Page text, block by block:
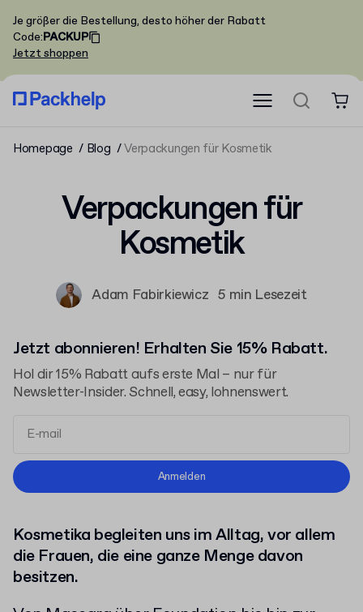
Je größer die Bestellung, desto höher der Rabatt
Code:PACKUP
Jetzt shoppen
Homepage Blog Verpackungen für Kosmetik
Verpackungen für
Kosmetik
Adam Fabirkiewicz 5 min Lesezeit
Jetzt abonnieren! Erhalten Sie 15% Rabatt.
Hol dir 15% Rabatt aufs erste Mal – nur für
Newsletter-Insider. Schnell, easy, lohnenswert.
Allgemeinen Geschäftsbedingungen
Anmelden
Kosmetika begleiten uns im Alltag, vor allem
die Frauen, die eine ganze Menge davon
besitzen.